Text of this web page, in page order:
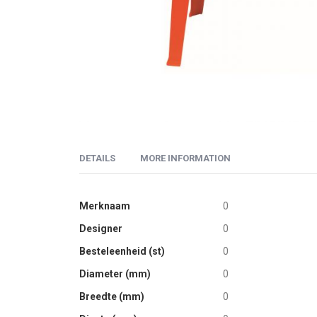
the
images
gallery
DETAILS
Designstoel van 100% polypropyleen. Zitting
Design Centro Stile Scab Italy
MORE INFORMATION
More
Merknaam
0
Designer
0
Besteleenheid (st)
0
Diameter (mm)
0
Breedte (mm)
0